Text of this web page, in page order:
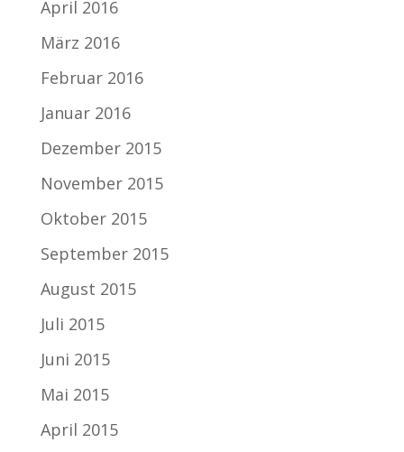
April 2016
März 2016
Februar 2016
Januar 2016
Dezember 2015
November 2015
Oktober 2015
September 2015
August 2015
Juli 2015
Juni 2015
Mai 2015
April 2015